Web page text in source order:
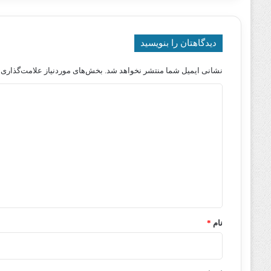
دیدگاهتان را بنویسید
نشانی ایمیل شما منتشر نخواهد شد. بخش‌های موردنیاز
نام *